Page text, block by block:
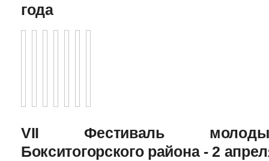
года
VII Фестиваль
Бокситогорского района - 2